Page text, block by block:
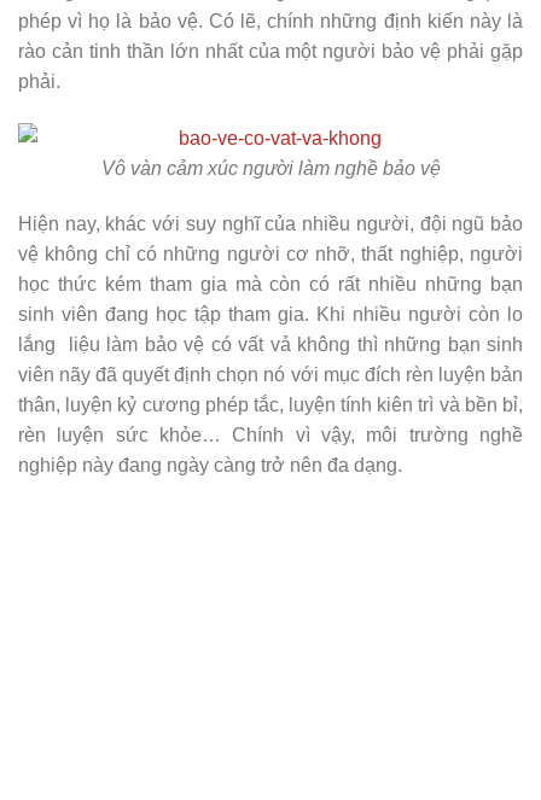
phép vì họ là bảo vệ. Có lẽ, chính những định kiến này là
rào cản tinh thần lớn nhất của một người bảo vệ phải gặp
phải.
Vô vàn cảm xúc người làm nghề bảo vệ
Hiện nay, khác với suy nghĩ của nhiều người, đội ngũ bảo
vệ không chỉ có những người cơ nhỡ, thất nghiệp, người
học thức kém tham gia mà còn có rất nhiều những bạn
sinh viên đang học tập tham gia. Khi nhiều người còn lo
lắng liệu làm bảo vệ có vất vả không thì những bạn sinh
viên nãy đã quyết định chọn nó với mục đích rèn luyện bản
thân, luyện kỷ cương phép tắc, luyện tính kiên trì và bền bỉ,
rèn luyện sức khỏe… Chính vì vậy, môi trường nghề
nghiệp này đang ngày càng trở nên đa dạng.